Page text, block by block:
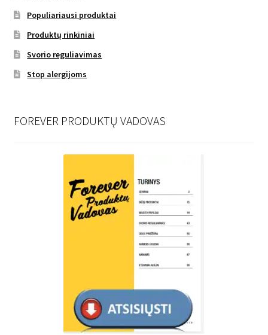
Populiariausi produktai
Produktų rinkiniai
Svorio reguliavimas
Stop alergijoms
FOREVER PRODUKTŲ VADOVAS